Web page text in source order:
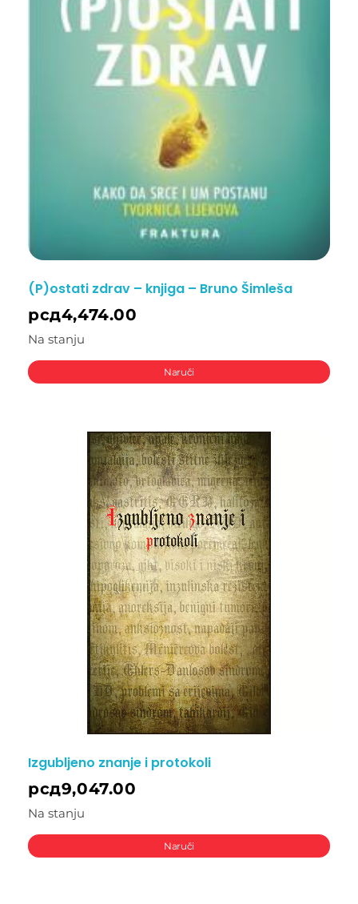
(P)ostati zdrav – knjiga – Bruno Šimleša
рсд4,474.00
Na stanju
Naruči
Izgubljeno znanje i protokoli
рсд9,047.00
Na stanju
Naruči